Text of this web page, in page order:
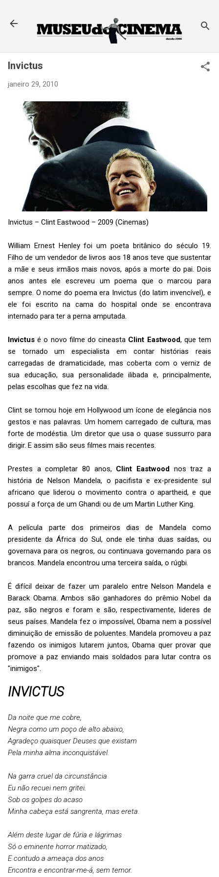
Invictus
janeiro 29, 2010
Invictus – Clint Eastwood – 2009 (Cinemas)
William Ernest Henley foi um poeta britânico do século 19.
Filho de um vendedor de livros aos 18 anos teve que sustentar
a mãe e seus irmãos mais novos, após a morte do pai. Dois
anos antes ele escreveu um poema que o marcou para
sempre. O nome do poema era Invictus (do latim invencível), e
ele foi escrito na cama do hospital onde se encontrava
internado para ter a perna amputada.
Invictus é o novo filme do cineasta Clint Eastwood, que tem
se tornado um especialista em contar histórias reais
carregadas de dramaticidade, mas coberta com o verniz de
sua educação, sua personalidade ilibada e, principalmente,
pelas escolhas que fez na vida.
Clint se tornou hoje em Hollywood um ícone de elegância nos
gestos e nas palavras. Um homem carregado de cultura, mas
forte de modéstia. Um diretor que usa o quase sussurro para
dirigir. E assim são seus filmes mais recentes.
Prestes a completar 80 anos, Clint Eastwood nos traz a
história de Nelson Mandela, o pacifista e ex-presidente sul
africano que liderou o movimento contra o apartheid, e que
possuí a força de um Ghandi ou de um Martin Luther King.
A película parte dos primeiros dias de Mandela como
presidente da África do Sul, onde ele tinha duas saídas, ou
governava para os negros, ou continuava governando para os
brancos. Mandela encontrou uma terceira saída, o rúgbi.
É difícil deixar de fazer um paralelo entre Nelson Mandela e
Barack Obama. Ambos são ganhadores do prêmio Nobel da
paz, são negros e foram e são, respectivamente, lideres de
seus países. Mandela fez o impossível, Obama nem a possível
diminuição de emissão de poluentes. Mandela promoveu a paz
fazendo os inimigos lutarem juntos, Obama quer provar que
promove a paz enviando mais soldados para lutar contra os
"inimigos".
INVICTUS
Da noite que me cobre,
Negra como um poço de alto abaixo,
Agradeço quaisquer Deuses que existam
Pela minha alma inconquistável.
Na garra cruel da circunstância
Eu não recuei nem gritei.
Sob os golpes do acaso
Minha cabeça está sangrenta, mas ereta.
Além deste lugar de fúria e lágrimas
Só o eminente horror matizado,
E contudo a ameaça dos anos
Encontra e encontrar-me-á, sem temor.